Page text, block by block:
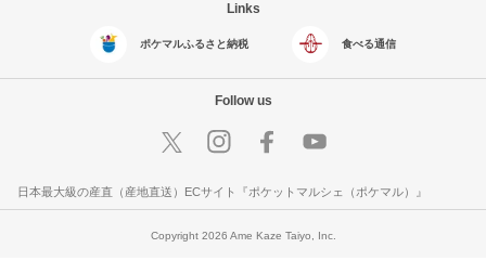
Links
ポケマルふるさと納税 食べる通信
Follow us
日本最大級の産直（産地直送）ECサイト『ポケットマルシェ（ポケマル）』
Copyright 2026 Ame Kaze Taiyo, Inc.